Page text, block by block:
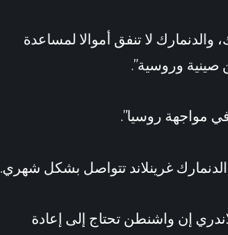
والدنمارك ⁠لا تنفق أموالا لمساعدة
صينية وروسية”.
مواجهة روسيا”.
الدنمارك غرينلاند تتواصل بشكل شهري.
إن واشنطن تحتاج إلى إعادة